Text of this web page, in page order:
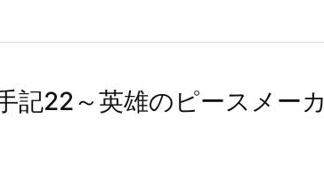
記22～英雄のピースメーカ